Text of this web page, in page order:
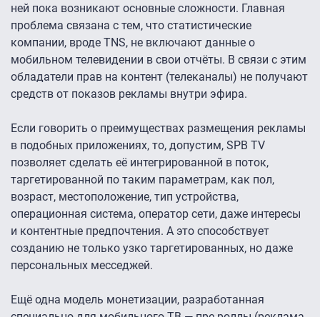
ней пока возникают основные сложности. Главная
проблема связана с тем, что статистические
компании, вроде TNS, не включают данные о
мобильном телевидении в свои отчёты. В связи с этим
обладатели прав на контент (телеканалы) не получают
средств от показов рекламы внутри эфира.
Если говорить о преимуществах размещения рекламы
в подобных приложениях, то, допустим, SPB TV
позволяет сделать её интегрированной в поток,
таргетированной по таким параметрам, как пол,
возраст, местоположение, тип устройства,
операционная система, оператор сети, даже интересы
и контентные предпочтения. А это способствует
созданию не только узко таргетированных, но даже
персональных месседжей.
Ещё одна модель монетизации, разработанная